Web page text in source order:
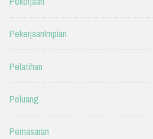
PekerjaanImpian
Pelatihan
Peluang
Pemasaran